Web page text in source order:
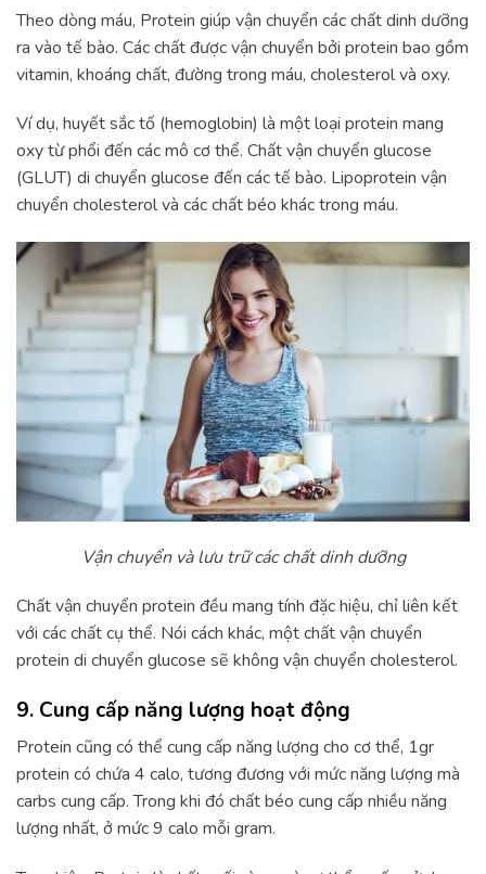
Theo dòng máu, Protein giúp vận chuyển các chất dinh dưỡng
ra vào tế bào. Các chất được vận chuyển bởi protein bao gồm
vitamin, khoáng chất, đường trong máu, cholesterol và oxy.
Ví dụ, huyết sắc tố (hemoglobin) là một loại protein mang
oxy từ phổi đến các mô cơ thể. Chất vận chuyển glucose
(GLUT) di chuyển glucose đến các tế bào. Lipoprotein vận
chuyển cholesterol và các chất béo khác trong máu.
Vận chuyển và lưu trữ các chất dinh dưỡng
Chất vận chuyển protein đều mang tính đặc hiệu, chỉ liên kết
với các chất cụ thể. Nói cách khác, một chất vận chuyển
protein di chuyển glucose sẽ không vận chuyển cholesterol.
9. Cung cấp năng lượng hoạt động
Protein cũng có thể cung cấp năng lượng cho cơ thể, 1gr
protein có chứa 4 calo, tương đương với mức năng lượng mà
carbs cung cấp. Trong khi đó chất béo cung cấp nhiều năng
lượng nhất, ở mức 9 calo mỗi gram.